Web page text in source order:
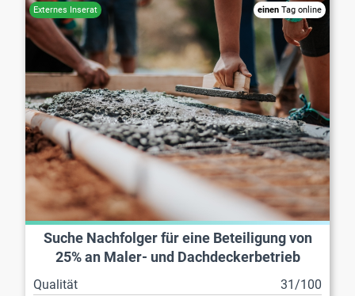
einen Tag online
Suche Nachfolger für eine Beteiligung von
25% an Maler- und Dachdeckerbetrieb
Qualität
31/100